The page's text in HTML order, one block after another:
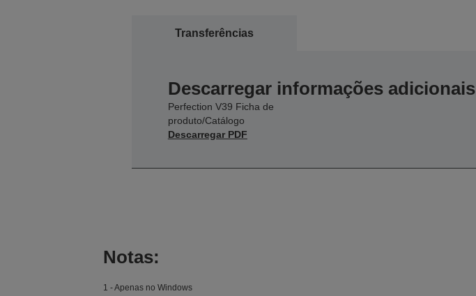
Transferências
Descarregar informações adicionais
Perfection V39 Ficha de
produto/Catálogo
Descarregar PDF
Notas:
1 - Apenas no Windows